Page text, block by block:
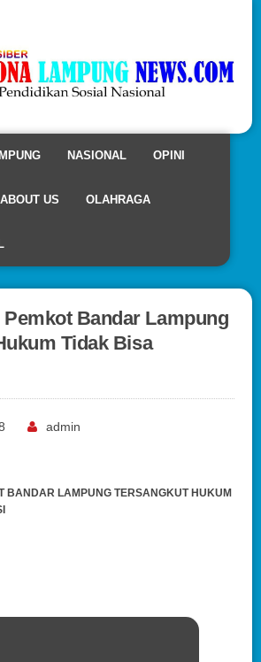
NASIONAL OPINI
ABOUT US OLAHRAGA
Bandar Lampung
Tidak Bisa
admin
BANDAR LAMPUNG TERSANGKUT HUKUM